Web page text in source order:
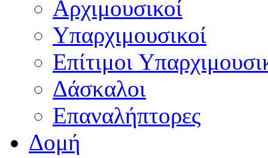
Aρχιμουσικοί
Υπαρχιμουσικοί
Επίτιμοι
Δάσκαλοι
Επαναλήπτορες
Δομή